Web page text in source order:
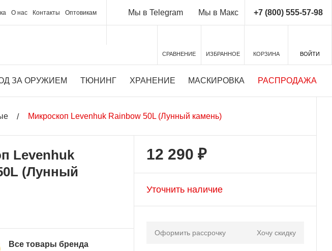
О нас Контакты Оптовикам Мы в Telegram Мы в Макс +7 (800) 555-57-98
СРАВНЕНИЕ ИЗБРАННОЕ КОРЗИНА ВОЙТИ
ЗА ОРУЖИЕМ ТЮНИНГ ХРАНЕНИЕ МАСКИРОВКА РАСПРОДАЖА
Микроскоп Levenhuk Rainbow 50L (Лунный камень)
Levenhuk
(Лунный
Все товары бренда
12 290 ₽
Уточнить наличие
Оформить рассрочку Хочу скидку